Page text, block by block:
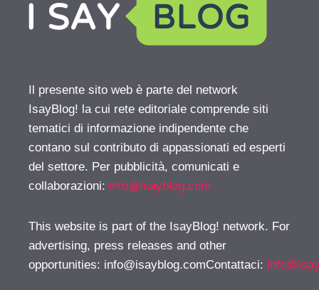
Il presente sito web è parte del network
IsayBlog! la cui rete editoriale comprende siti
tematici di informazione indipendente che
contano sul contributo di appassionati ed esperti
del settore. Per pubblicità, comunicati e
collaborazioni: info@isayblog.com
This website is part of the IsayBlog! network. For
advertising, press releases and other
opportunities: info@isayblog.comContattaci: